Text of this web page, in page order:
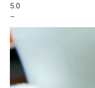
5.0
–